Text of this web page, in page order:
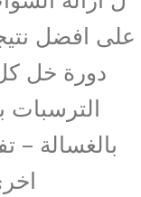
على افضل
دورة خل
الترسبات
بالغسالة –